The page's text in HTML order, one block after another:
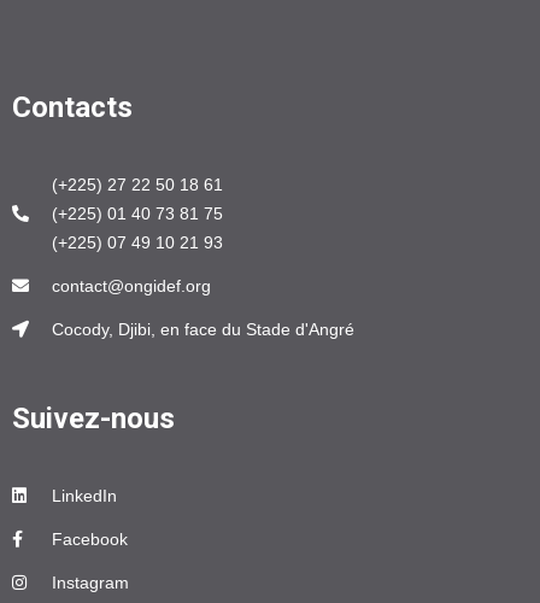
Contacts
(+225) 27 22 50 18 61
(+225) 01 40 73 81 75
(+225) 07 49 10 21 93
contact@ongidef.org
Cocody, Djibi, en face du Stade d'Angré
Suivez-nous
LinkedIn
Facebook
Instagram